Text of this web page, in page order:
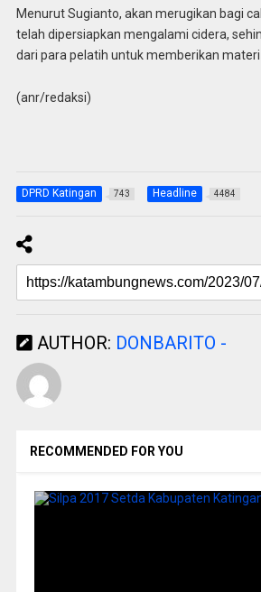
Menurut Sugianto, akan merugikan bagi
telah dipersiapkan mengalami cidera,
dari para pelatih untuk memberikan materi
(anr/redaksi)
DPRD Katingan 743 Headline 4484
AUTHOR: DONBARITO -
RECOMMENDED FOR YOU